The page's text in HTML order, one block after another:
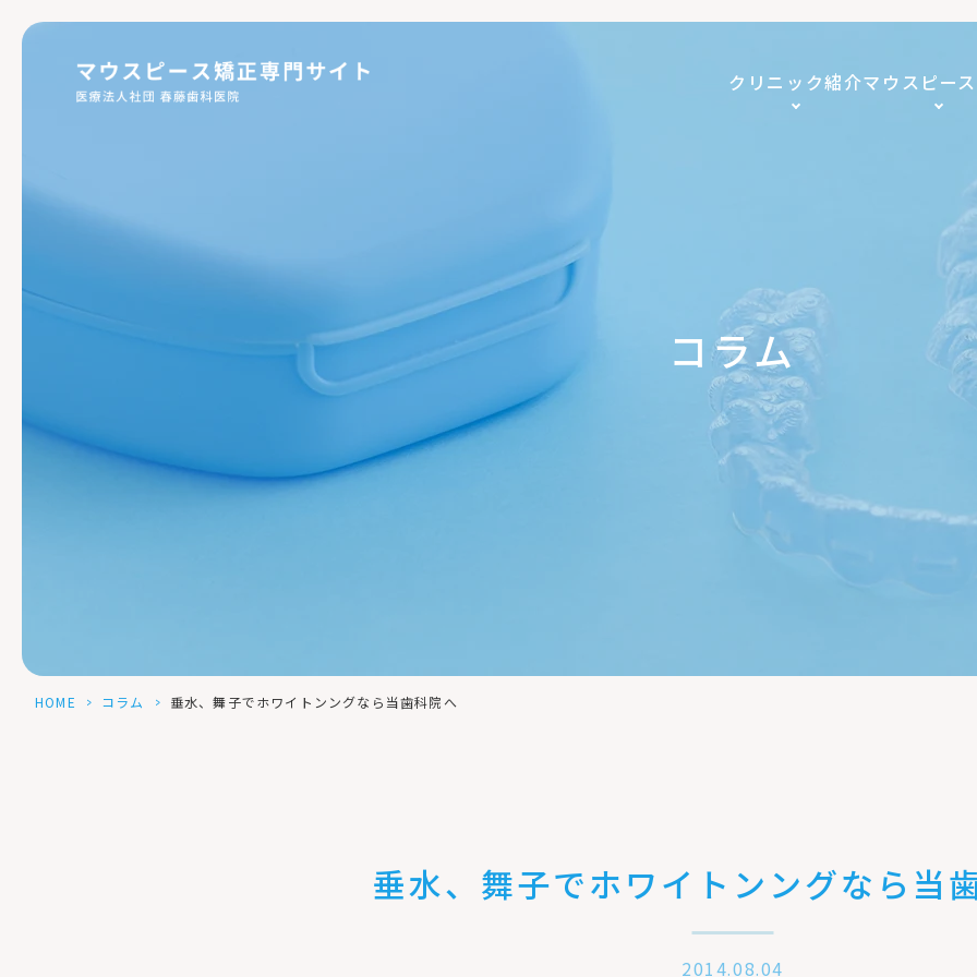
クリニック紹介マウスピー
コラム
HOME > コラム > 垂水、舞子でホワイトンングなら当歯科院へ
垂水、舞子でホワイトンングなら当
2014.08.04